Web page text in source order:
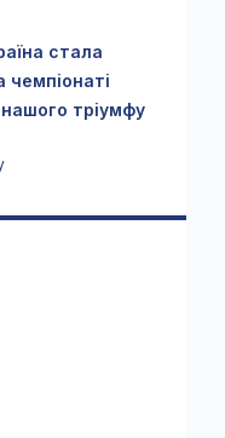
стала
чемпіонаті
тріумфу